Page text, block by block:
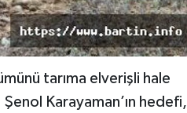
tarıma elverişli hale
Karayaman’ın hedefi,